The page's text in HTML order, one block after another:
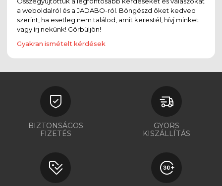
a weboldalról és a JADABO-ról. Böngészd őket kedved
szerint, ha esetleg nem találod, amit kerestél, hívj minket
vagy írj nekünk! Görbüljön!
Gyakran ismételt kérdések
BIZTONSÁGOS
FIZETÉS
GYORS
KISZÁLLÍTÁS